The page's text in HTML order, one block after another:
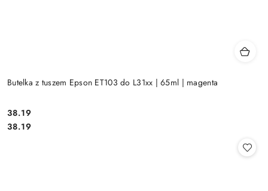
Butelka z tuszem Epson ET103 do L31xx | 65ml | magenta
Cena:
38.19
Cena:
38.19